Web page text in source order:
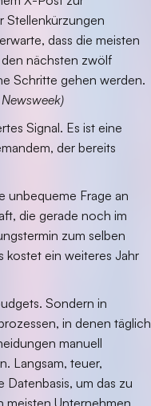
Stellenkürzungen
dass die meisten
nächsten zwölf
Schritte gehen werden.
Signal. Es ist eine
der bereits
unbequeme Frage an
die gerade noch im
zum selben
kostet ein weiteres Jahr
Sondern in
in denen täglich
manuell
Langsam, teuer,
Datenbasis, um das zu
meisten Unternehmen